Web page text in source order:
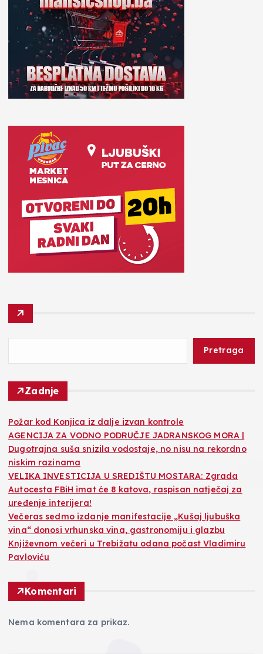
Pretraga
Zadnje
Požar kod Konjica iz dalje izvan kontrole
AGENCIJA ZA VODNO PODRUČJE JADRANSKOG MORA |
Dugotrajna suša snizila vodostaje, no nisu na rekordno
niskim razinama
VELIKA INVESTICIJA U SREDIŠTU MOSTARA: Zgrada
Autocesta FBiH imat će 8 katova, raspisan natječaj za
uređenje interijera!
Večeras sedmo izdanje manifestacije „Kušaj ljubuška
vina“ donosi vrhunska vina, gastronomiju i glazbu
Književnom večeri u Trebižatu odana počast Vladimiru
Pavloviću
Komentari
Nema komentara za prikaz.